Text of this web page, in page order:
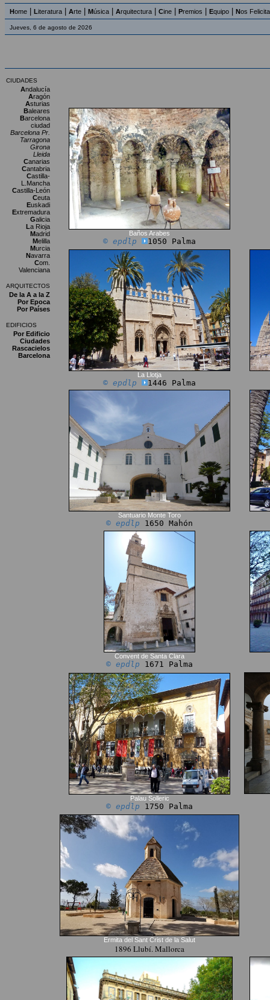
Home Literatura Arte Música Arquitectura Cine Premios Equipo Nos
Jueves, 6 de agosto de 2026
CIUDADES
Andalucía
Aragón
Asturias
Baleares
Barcelona
ciudad
Barcelona Pr.
Tarragona
Girona
Lleida
Canarias
Cantabria
Castilla-
L.Mancha
Castilla-León
Ceuta
Euskadi
Extremadura
Galicia
La Rioja
Madrid
Melilla
Murcia
Navarra
Com.
Valenciana
ARQUITECTOS
De la A a la Z
Por Epoca
Por Países
EDIFICIOS
Por Edificio
Ciudades
Rascacielos
Barcelona
Baños Arabes
© epdlp 1050 Palma
La Llotja
© epdlp 1446 Palma
Santuario Monte Toro
© epdlp 1650 Mahón
Convent de Santa Clara
© epdlp 1671 Palma
Palau Solleric
© epdlp 1750 Palma
Ermita del Sant Crist de la Salut
1896 Llubí. Mallorca